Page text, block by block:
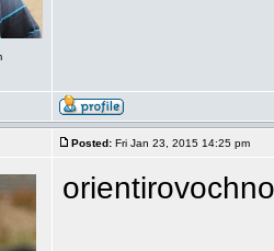
Posted: Fri Jan 23, 2015 14:25 pm